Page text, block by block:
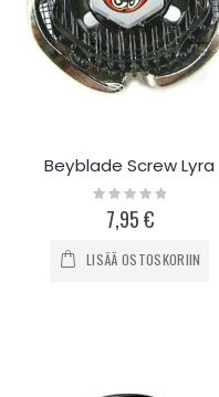
Beyblade Screw Lyra
Rating:
0%7,95 €
LISÄÄ OSTOSKORIIN